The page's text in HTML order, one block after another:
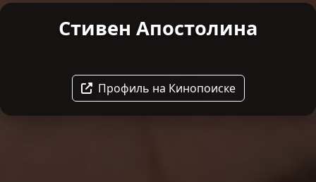
Стивен Апостолина
Профиль на Кинопоиске